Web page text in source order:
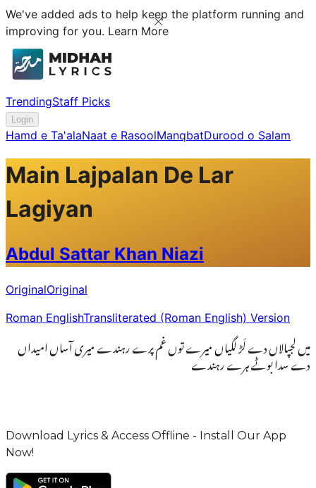
We've added ads to help keep the platform running and
improving for you. Learn More
TrendingStaff Picks
Login
Hamd e Ta'alaNaat e RasoolManqbatDurood o Salam
Main Lajpalan De Lar
Lagiyan
Abdul Sattar Khan Niazi
OriginalOriginal
Roman EnglishTransliterated (Roman English) Version
میں لجپالاں دے لَڑ لگیاں میرے توں غم پرے رہندے میری آساں امیداں
دے سدا بوٹے ہرے رہندے
Download Lyrics & Access Offline - Install Our App
Now!